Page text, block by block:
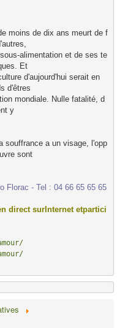
alimentation et de ses te
Et
d'aujourd'hui serait en
d'êtres
mondiale. Nulle fatalité, d
y
sont
Florac - Tel : 04 66 65 65 65